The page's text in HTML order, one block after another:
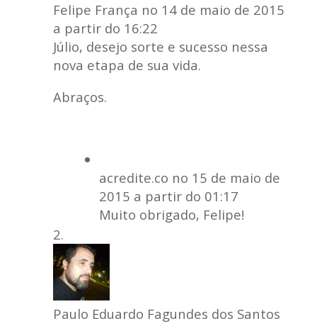
Felipe França no 14 de maio de 2015
a partir do 16:22
Júlio, desejo sorte e sucesso nessa
nova etapa de sua vida.
Abraços.
acredite.co no 15 de maio de
2015 a partir do 01:17
Muito obrigado, Felipe!
Paulo Eduardo Fagundes dos Santos